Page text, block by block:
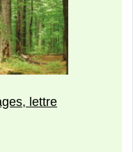
lettre